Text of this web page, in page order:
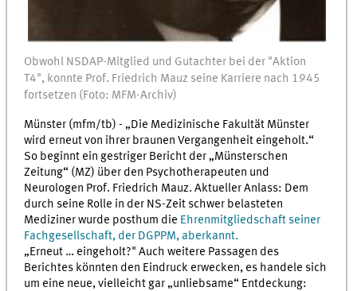
Obwohl NSDAP-Mitglied und Gutachter bei der "Aktion
T4", konnte Prof. Friedrich Mauz seine Karriere nach 1945
fortsetzen (Foto: MFM-Archiv)
Münster (mfm/tb) - „Die Medizinische Fakultät Münster
wird erneut von ihrer braunen Vergangenheit eingeholt.“
So beginnt ein gestriger Bericht der „Münsterschen
Zeitung“ (MZ) über den Psychotherapeuten und
Neurologen Prof. Friedrich Mauz. Aktueller Anlass: Dem
durch seine Rolle in der NS-Zeit schwer belasteten
Mediziner wurde posthum die Ehrenmitgliedschaft seiner
Fachgesellschaft, der DGPPM, aberkannt.
„Erneut … eingeholt?" Auch weitere Passagen des
Berichtes könnten den Eindruck erwecken, es handele sich
um eine neue, vielleicht gar „unliebsame“ Entdeckung: